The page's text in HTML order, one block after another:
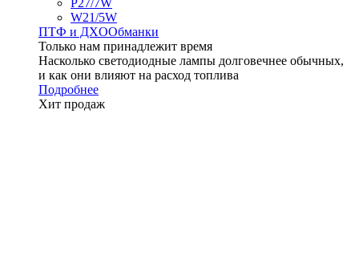
P27/7W
W21/5W
ПТФ и ДXООбманки
Только нам принадлежит время
Насколько светодиодные лампы долговечнее обычных,
и как они влияют на расход топлива
Подробнее
Хит продаж